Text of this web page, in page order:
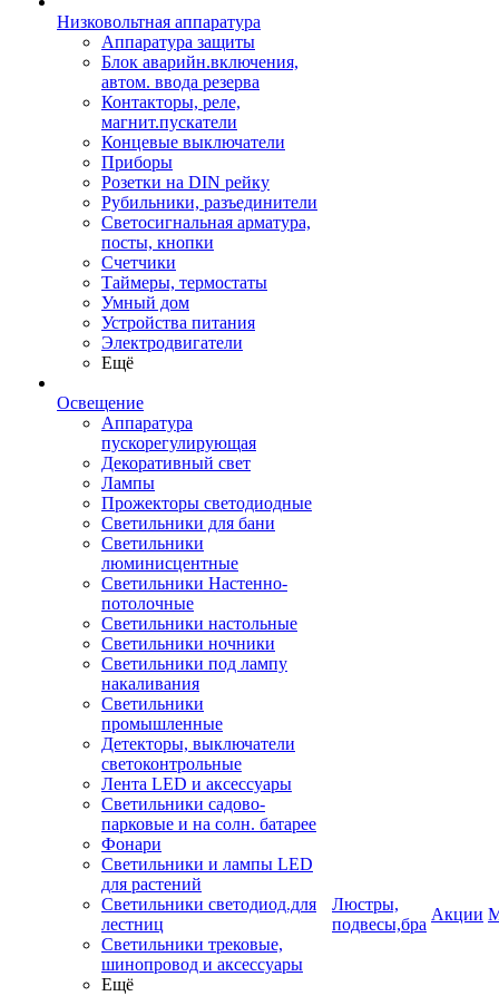
Низковольтная аппаратура
Аппаратура защиты
Блок аварийн.включения,
автом. ввода резерва
Контакторы, реле,
магнит.пускатели
Концевые выключатели
Приборы
Розетки на DIN рейку
Рубильники, разъединители
Светосигнальная арматура,
посты, кнопки
Счетчики
Таймеры, термостаты
Умный дом
Устройства питания
Электродвигатели
Ещё
Освещение
Аппаратура
пускорегулирующая
Декоративный свет
Лампы
Прожекторы светодиодные
Светильники для бани
Светильники
люминисцентные
Светильники Настенно-
потолочные
Светильники настольные
Светильники ночники
Светильники под лампу
накаливания
Светильники
промышленные
Детекторы, выключатели
светоконтрольные
Лента LED и аксессуары
Светильники садово-
парковые и на солн. батарее
Фонари
Светильники и лампы LED
для растений
Светильники светодиод.для
лестниц
Светильники трековые,
шинопровод и аксессуары
Ещё
Люстры,
подвесы,бра
Акции